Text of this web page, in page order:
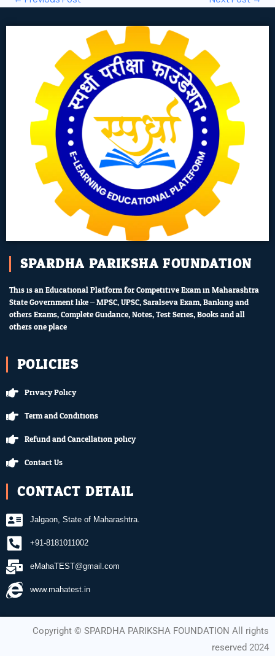
SPARDHA PARIKSHA FOUNDATION
This is an Educational Platform for Competitive Exam in Maharashtra
State Government like – MPSC, UPSC, Saralseva Exam, Banking and
others Exams, Complete Guidance, Notes, Test Series, Books and all
others one place.
POLICIES
Privacy Policy
Term and Conditions
Refund and Cancellation policy
Contact Us
CONTACT DETAIL
Jalgaon, State of Maharashtra.
+91-8181011002
eMahaTEST@gmail.com
www.mahatest.in
Copyright ©️ SPARDHA PARIKSHA FOUNDATION All rights
reserved 2024